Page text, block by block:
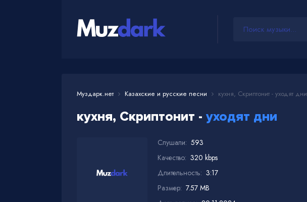
Муздарк.нет Казахские и русские песни кухня, Скриптонит - уходят дни
кухня, Скриптонит - уходят дни
Слушали: 593
Качество: 320 kbps
Длительность: 3:17
Размер: 7.57 MB